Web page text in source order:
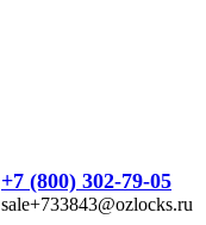
+7 (800) 302-79-05
sale+733843@ozlocks.ru